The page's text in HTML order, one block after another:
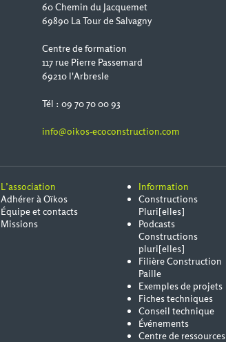
60 Chemin du Jacquemet
69890 La Tour de Salvagny
Centre de formation
117 rue Pierre Passemard
69210 l'Arbresle
Tél : 09 70 70 00 93
info@oikos-ecoconstruction.com
L’association
Adhérer à Oïkos
Équipe et contacts
Missions
Information
Constructions
Pluri[elles]
Podcasts
Constructions
pluri[elles]
Filière Construction
Paille
Exemples de projets
Fiches techniques
Conseil technique
Événements
Centre de ressources